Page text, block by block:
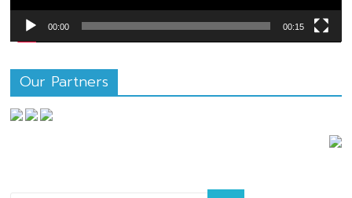
00:00 00:15
Our Partners